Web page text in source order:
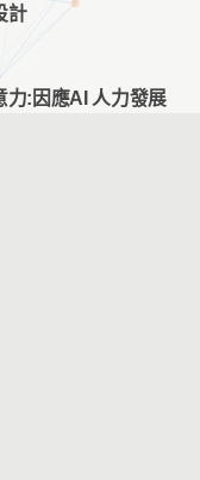
計
力:因應AI 人力發展